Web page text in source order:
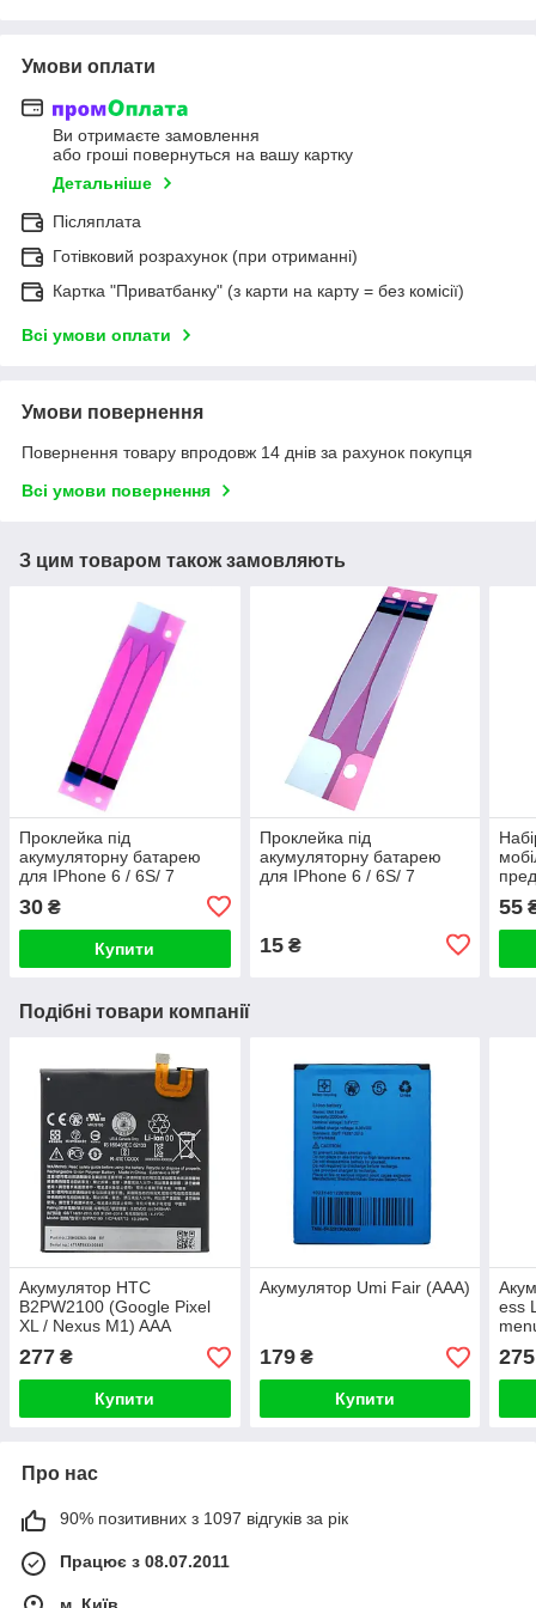
Умови оплати
Ви отримаєте замовлення
або гроші повернуться на вашу картку
Детальніше
Післяплата
Готівковий розрахунок (при отриманні)
Картка "Приватбанку" (з карти на карту = без комісії)
Всі умови оплати
Умови повернення
Повернення товару впродовж 14 днів за рахунок покупця
Всі умови повернення
З цим товаром також замовляють
Проклейка під
акумуляторну батарею
для IPhone 6 / 6S/ 7
30 ₴
Купити
Проклейка під
акумуляторну батарею
для IPhone 6 / 6S/ 7
15₴
55
Подібні товари компанії
Акумулятор HTC
B2PW2100 (Google Pixel
XL / Nexus M1) AAA
277 ₴
Купити
Акумулятор Umi Fair (AAA)
179₴
Купити
ess
275
Про нас
90% позитивних з 1097 відгуків за рік
Працює з 08.07.2011